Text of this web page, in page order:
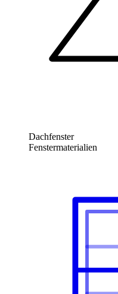
Dachfenster
Fenstermaterialien